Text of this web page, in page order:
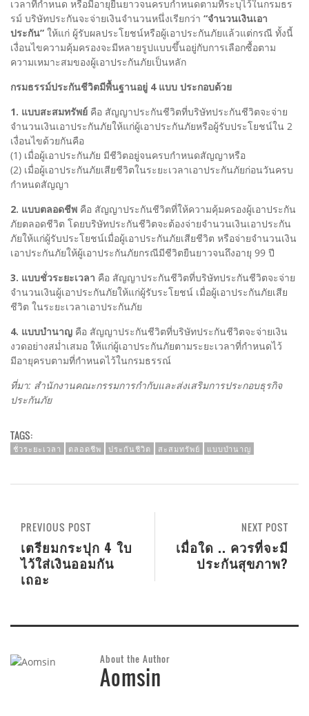
เวลาที่กำหนด หรือมีอายุยืนยาวจนครบกำหนดตามที่ระบุไว้ในกรมธร
รม์ บริษัทประกันจะจ่ายเงินจำนวนหนึ่งเรียกว่า “จำนวนเงินเอา
ประกัน” ให้แก่ ผู้รับผลประโยชน์หรือผู้เอาประกันภัยแล้วแต่กรณี ทั้งนี้
เงื่อนไขความคุ้มครองจะมีหลายรูปแบบขึ้นอยู่กับการเลือกซื้อตาม
ความเหมาะสมของผู้เอาประกันภัยเป็นหลัก
กรมธรรม์ประกันชีวิตมีพื้นฐานอยู่ 4 แบบ ประกอบด้วย
1. แบบสะสมทรัพย์ คือ สัญญาประกันชีวิตที่บริษัทประกันชีวิตจะจ่าย
จำนวนเงินเอาประกันภัยให้แก่ผู้เอาประกันภัยหรือผู้รับประโยชน์ใน 2
เงื่อนไขด้วยกันคือ
(1) เมื่อผู้เอาประกันภัย มีชีวิตอยู่จนครบกำหนดสัญญาหรือ
(2) เมื่อผู้เอาประกันภัยเสียชีวิตในระยะเวลาเอาประกันภัยก่อนวันครบ
กำหนดสัญญา
2. แบบตลอดชีพ คือ สัญญาประกันชีวิตที่ให้ความคุ้มครองผู้เอาประกัน
ภัยตลอดชีวิต โดยบริษัทประกันชีวิตจะต้องจ่ายจำนวนเงินเอาประกัน
ภัยให้แก่ผู้รับประโยชน์เมื่อผู้เอาประกันภัยเสียชีวิต หรือจ่ายจำนวนเงิน
เอาประกันภัยให้ผู้เอาประกันภัยกรณีมีชีวิตยืนยาวจนถึงอายุ 99 ปี
3. แบบชั่วระยะเวลา คือ สัญญาประกันชีวิตที่บริษัทประกันชีวิตจะจ่าย
จำนวนเงินผู้เอาประกันภัยให้แก่ผู้รับระโยชน์ เมื่อผู้เอาประกันภัยเสีย
ชีวิต ในระยะเวลาเอาประกันภัย
4. แบบบำนาญ คือ สัญญาประกันชีวิตที่บริษัทประกันชีวิตจะจ่ายเงิน
งวดอย่างสม่ำเสมอ ให้แก่ผู้เอาประกันภัยตามระยะเวลาที่กำหนดไว้
มีอายุครบตามที่กำหนดไว้ในกรมธรรณ์
ที่มา: สำนักงานคณะกรรมการกำกับและส่งเสริมการประกอบธุรกิจ
ประกันภัย
TAGS:
ชั่วระยะเวลา ตลอดชีพ ประกันชีวิต สะสมทรัพย์ แบบบำนาญ
NEXT POST
เมื่อใด .. ควรที่จะมี
ประกันสุขภาพ?
PREVIOUS POST
เตรียมกระปุก 4 ใบ
ไว้ใส่เงินออมกัน
เถอะ
About the Author
Aomsin